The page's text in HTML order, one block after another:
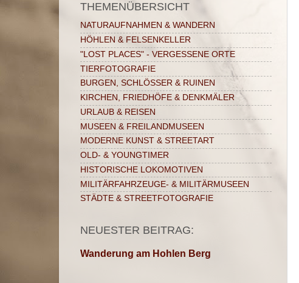
THEMENÜBERSICHT
NATURAUFNAHMEN & WANDERN
HÖHLEN & FELSENKELLER
"LOST PLACES" - VERGESSENE ORTE
TIERFOTOGRAFIE
BURGEN, SCHLÖSSER & RUINEN
KIRCHEN, FRIEDHÖFE & DENKMÄLER
URLAUB & REISEN
MUSEEN & FREILANDMUSEEN
MODERNE KUNST & STREETART
OLD- & YOUNGTIMER
HISTORISCHE LOKOMOTIVEN
MILITÄRFAHRZEUGE- & MILITÄRMUSEEN
STÄDTE & STREETFOTOGRAFIE
NEUESTER BEITRAG:
Wanderung am Hohlen Berg